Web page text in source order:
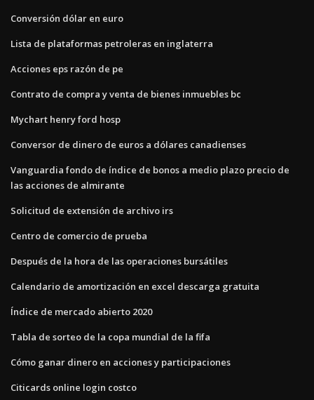
Conversión dólar en euro
Lista de plataformas petroleras en inglaterra
Acciones eps razón de pe
Contrato de compra y venta de bienes inmuebles bc
Mychart henry ford hosp
Conversor de dinero de euros a dólares canadienses
Vanguardia fondo de índice de bonos a medio plazo precio de
las acciones de almirante
Solicitud de extensión de archivo irs
Centro de comercio de prueba
Después de la hora de las operaciones bursátiles
Calendario de amortización en excel descarga gratuita
Índice de mercado abierto 2020
Tabla de sorteo de la copa mundial de la fifa
Cómo ganar dinero en acciones y participaciones
Citicards online login costco